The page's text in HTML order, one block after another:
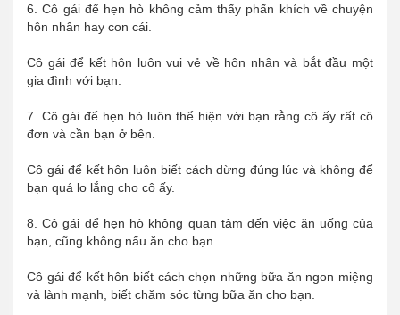
6. Cô gái để hẹn hò không cảm thấy phấn khích về chuyện
hôn nhân hay con cái.
Cô gái để kết hôn luôn vui vẻ về hôn nhân và bắt đầu một
gia đình với bạn.
7. Cô gái để hẹn hò luôn thể hiện với bạn rằng cô ấy rất cô
đơn và cần bạn ở bên.
Cô gái để kết hôn luôn biết cách dừng đúng lúc và không để
bạn quá lo lắng cho cô ấy.
8. Cô gái để hẹn hò không quan tâm đến việc ăn uống của
bạn, cũng không nấu ăn cho bạn.
Cô gái để kết hôn biết cách chọn những bữa ăn ngon miệng
và lành mạnh, biết chăm sóc từng bữa ăn cho bạn.